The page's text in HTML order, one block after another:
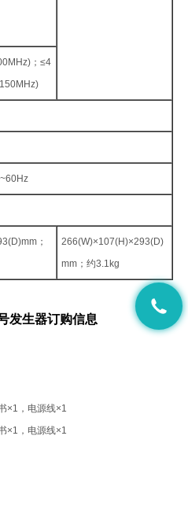
；≤4
；
266(W)×107(H)×293(D)
mm；约3.1kg
发生器订购信息
×1，电源线×1
×1，电源线×1